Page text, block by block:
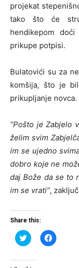
projekat
tako što će
hendikepom
prikupe potpisi.
Bulatovići su za
komšija, što je
prikupljanje novca.
“Pošto je Zabjelo
želim svim
im se ujedno
dobro koje ne
daj Bože da se to
im se vrati”,
Share this:
Click
to
Twitter
Click
to